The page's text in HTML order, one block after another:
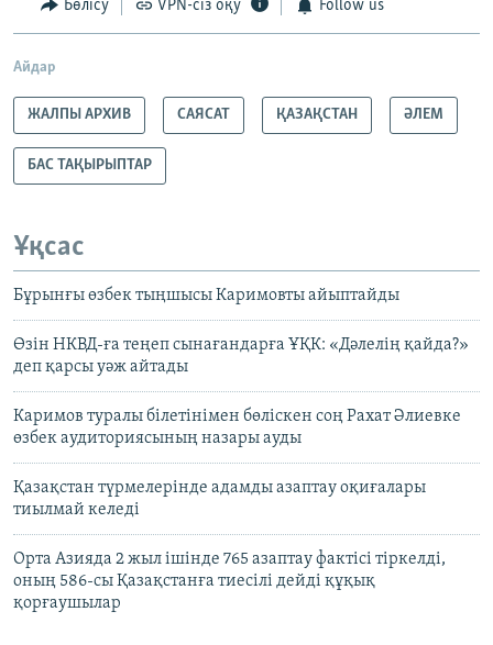
Бөлісу VPN-сіз оқу Follow us
Айдар
ЖАЛПЫ АРХИВ САЯСАТ ҚАЗАҚСТАН ӘЛЕМ
БАС ТАҚЫРЫПТАР
Ұқсас
Бұрынғы өзбек тыңшысы Каримовты айыптайды
Өзін НКВД-ға теңеп сынағандарға ҰҚК: «Дәлелің қайда?»
деп қарсы уәж айтады
Каримов туралы білетінімен бөліскен соң Рахат Әлиевке
өзбек аудиториясының назары ауды
Қазақстан түрмелерінде адамды азаптау оқиғалары
тиылмай келеді
Орта Азияда 2 жыл ішінде 765 азаптау фактісі тіркелді,
оның 586-сы Қазақстанға тиесілі дейді құқық
қорғаушылар